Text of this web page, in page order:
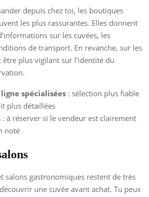
depuis chez toi, les boutiques
les plus rassurantes. Elles donnent
sur les cuvées, les
de transport. En revanche, sur les
plus vigilant sur l’identité du
spécialisées : sélection plus fiable
plus détaillées
: à réserver si le vendeur est clairement
noté
salons gastronomiques restent de très
une cuvée avant achat. Tu peux